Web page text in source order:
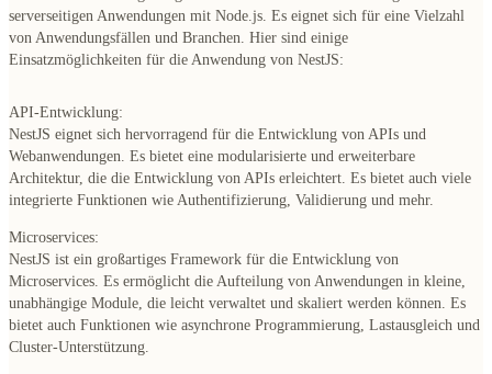
serverseitigen Anwendungen mit Node.js. Es eignet sich für eine Vielzahl
von Anwendungsfällen und Branchen. Hier sind einige
Einsatzmöglichkeiten für die Anwendung von NestJS:
API-Entwicklung:
NestJS eignet sich hervorragend für die Entwicklung von APIs und
Webanwendungen. Es bietet eine modularisierte und erweiterbare
Architektur, die die Entwicklung von APIs erleichtert. Es bietet auch viele
integrierte Funktionen wie Authentifizierung, Validierung und mehr.
Microservices:
NestJS ist ein großartiges Framework für die Entwicklung von
Microservices. Es ermöglicht die Aufteilung von Anwendungen in kleine,
unabhängige Module, die leicht verwaltet und skaliert werden können. Es
bietet auch Funktionen wie asynchrone Programmierung, Lastausgleich und
Cluster-Unterstützung.